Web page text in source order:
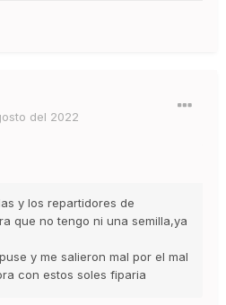
del 2022
y los repartidores de
que no tengo ni una semilla,ya
y me salieron mal por el mal
con estos soles fiparia